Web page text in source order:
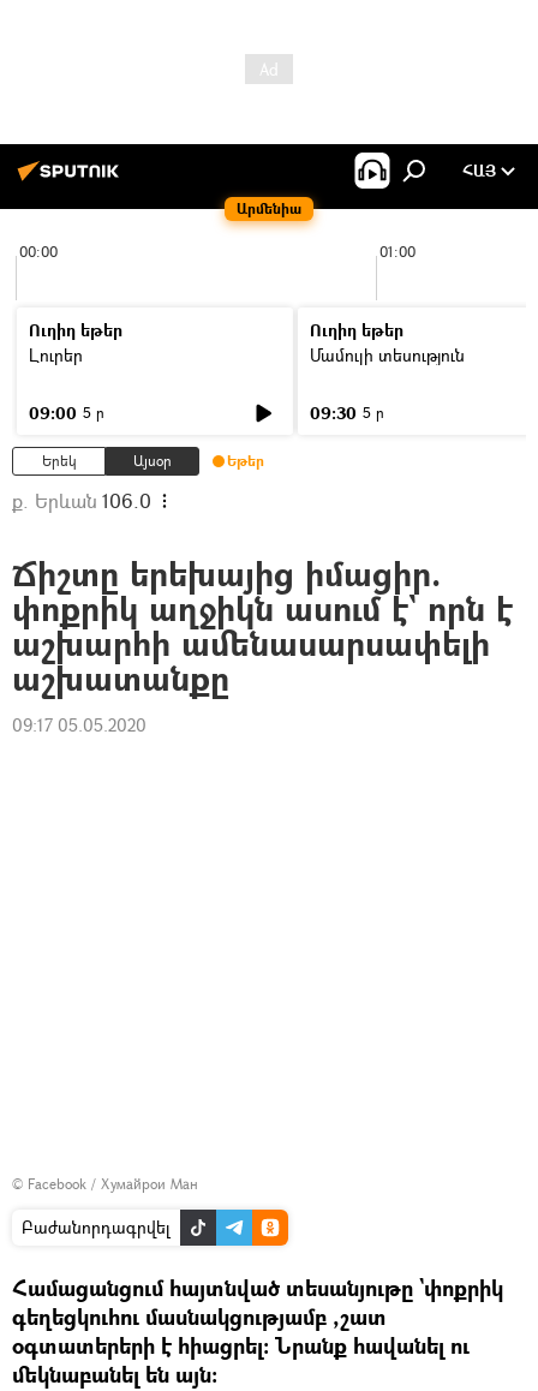
Արմենիա
ՀԱՅ
00:00 01:00
Ուղիղ եթեր
Լուրեր
09:00 5 ր
Ուղիղ եթեր
Մամուլի տեսություն
09:30 5 ր
Երեկ Այսօր Եթեր
ք. Երևան 106.0
Ճիշտը երեխայից իմացիր.
փոքրիկ աղջիկն ասում է` որն է
աշխարհի ամենասարսափելի
աշխատանքը
09:17 05.05.2020
© Facebook / Хумайрои Ман
Բաժանորդագրվել
Համացանցում հայտնված տեսանյութը `փոքրիկ
գեղեցկուհու մասնակցությամբ ,շատ
օգտատերերի է հիացրել։ Նրանք հավանել ու
մեկնաբանել են այն։